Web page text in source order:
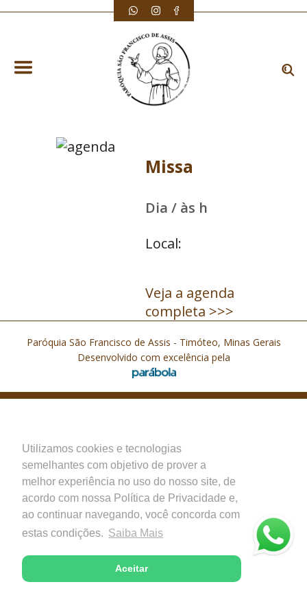
Utilizamos cookies e tecnologias
semelhantes com objetivo de prover a
melhor experiência no uso do nosso site, de
acordo com nossa Política de Privacidade e,
ao continuar navegando, você concorda com
estas condições. Saiba Mais
Aceitar
Missa
Dia / às h
Local:
Veja a agenda
completa >>>
Paróquia São Francisco de Assis - Timóteo, Minas Gerais
Desenvolvido com excelência pela